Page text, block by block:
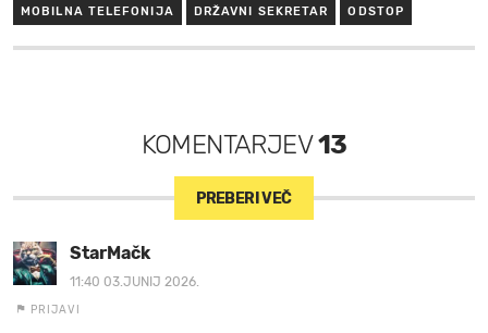
MOBILNA TELEFONIJA DRŽAVNI SEKRETAR ODSTOP
KOMENTARJEV13
PREBERI VEČ
StarMačk
11:40 03.JUNIJ 2026.
PRIJAVI